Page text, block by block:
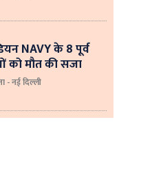
NAVY के 8 पूर्व
को मौत की सजा
- नई दिल्ली